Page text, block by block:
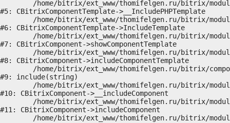
#5: CBitrixComponentTemplate->__IncludePHPTemplate
#6: CBitrixComponentTemplate->IncludeTemplate
#7: CBitrixComponent->showComponentTemplate
#8: CBitrixComponent->includeComponentTemplate
#9: include(string)
#10: CBitrixComponent->__includeComponent
#11: CBitrixComponent->includeComponent